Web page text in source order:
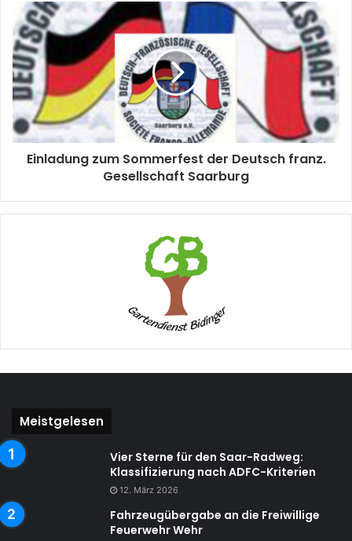
Einladung zum Sommerfest der Deutsch franz.
Gesellschaft Saarburg
Meistgelesen
Vier Sterne für den Saar-Radweg:
Klassifizierung nach ADFC-Kriterien
12. März 2026
Fahrzeugübergabe an die Freiwillige
Feuerwehr Wehr